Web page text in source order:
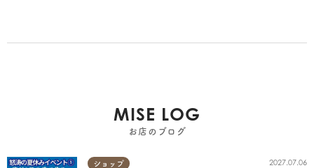
MISE LOG
お店のブログ
ショップ 2027.07.06